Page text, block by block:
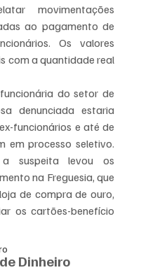
movimentações
ao pagamento de
Os valores
com a quantidade real
do setor de
denunciada estaria
funcionários e até de
em processo seletivo.
suspeita levou os
na Freguesia, que
de compra de ouro,
os cartões-benefício
Dinheiro